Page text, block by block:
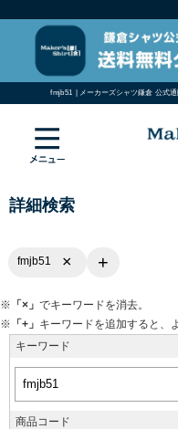
fmjb51 | メーカーズシャツ鎌倉 公式
詳細検索
fmjb51 × +
※ 「×」 でキーワードを消去。
※ 「+」 キーワードを追加すると、
キーワード
商品コード